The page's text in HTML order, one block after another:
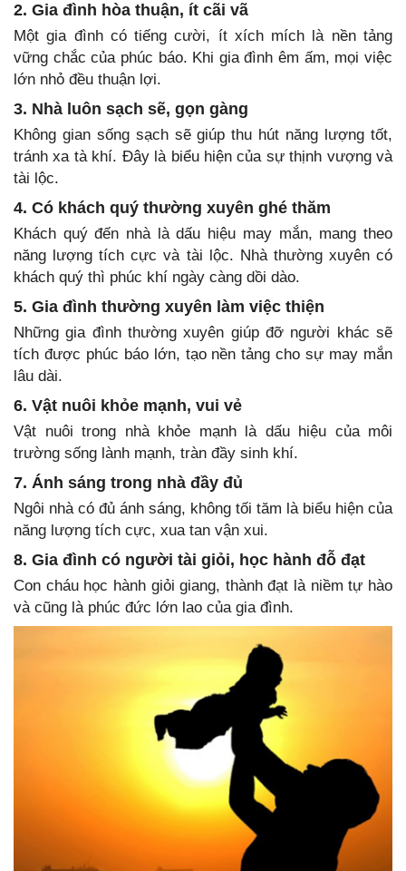
2. Gia đình hòa thuận, ít cãi vã
Một gia đình có tiếng cười, ít xích mích là nền tảng
vững chắc của phúc báo. Khi gia đình êm ấm, mọi việc
lớn nhỏ đều thuận lợi.
3. Nhà luôn sạch sẽ, gọn gàng
Không gian sống sạch sẽ giúp thu hút năng lượng tốt,
tránh xa tà khí. Đây là biểu hiện của sự thịnh vượng và
tài lộc.
4. Có khách quý thường xuyên ghé thăm
Khách quý đến nhà là dấu hiệu may mắn, mang theo
năng lượng tích cực và tài lộc. Nhà thường xuyên có
khách quý thì phúc khí ngày càng dồi dào.
5. Gia đình thường xuyên làm việc thiện
Những gia đình thường xuyên giúp đỡ người khác sẽ
tích được phúc báo lớn, tạo nền tảng cho sự may mắn
lâu dài.
6. Vật nuôi khỏe mạnh, vui vẻ
Vật nuôi trong nhà khỏe mạnh là dấu hiệu của môi
trường sống lành mạnh, tràn đầy sinh khí.
7. Ánh sáng trong nhà đầy đủ
Ngôi nhà có đủ ánh sáng, không tối tăm là biểu hiện của
năng lượng tích cực, xua tan vận xui.
8. Gia đình có người tài giỏi, học hành đỗ đạt
Con cháu học hành giỏi giang, thành đạt là niềm tự hào
và cũng là phúc đức lớn lao của gia đình.